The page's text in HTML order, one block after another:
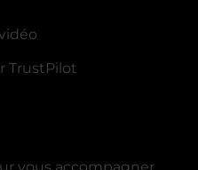
TrustPilot